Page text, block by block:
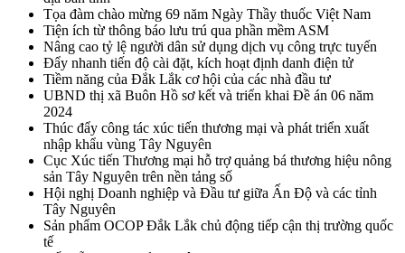
Tọa đàm chào mừng 69 năm Ngày Thầy thuốc Việt Nam
Tiện ích từ thông báo lưu trú qua phần mềm ASM
Nâng cao tỷ lệ người dân sử dụng dịch vụ công trực tuyến
Đẩy nhanh tiến độ cài đặt, kích hoạt định danh điện tử
Tiềm năng của Đắk Lắk cơ hội của các nhà đầu tư
UBND thị xã Buôn Hồ sơ kết và triển khai Đề án 06 năm
2024
Thúc đẩy công tác xúc tiến thương mại và phát triển xuất
nhập khẩu vùng Tây Nguyên
Cục Xúc tiến Thương mại hỗ trợ quảng bá thương hiệu nông
sản Tây Nguyên trên nền tảng số
Hội nghị Doanh nghiệp và Đầu tư giữa Ấn Độ và các tỉnh
Tây Nguyên
Sản phẩm OCOP Đắk Lắk chủ động tiếp cận thị trường quốc
tế